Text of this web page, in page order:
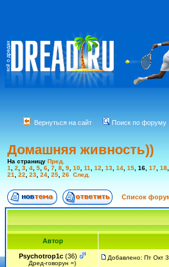
Вернуться на сайт Поиск по форуму
Домашняя живность))
На страницу Пред.
1
2 3 4 5 6 7 8 9 10 11 12 13 14 15 16 17 18
21
22 23 24 25 26 След.
Список
Автор
Psychotrop1c (36)
Дред-говорун =)
Добавлено: Пт Окт